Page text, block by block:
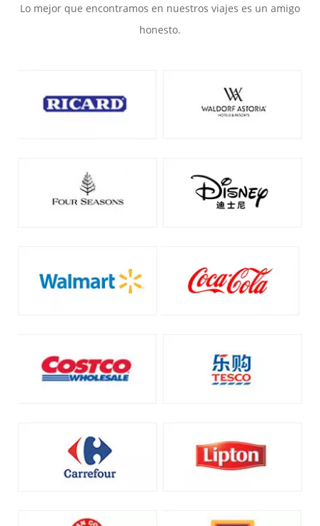
Lo mejor que encontramos en nuestros viajes es un amigo
honesto.